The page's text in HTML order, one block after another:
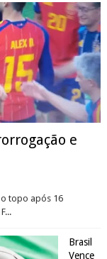
e
topo após 16
Brasil
Vence